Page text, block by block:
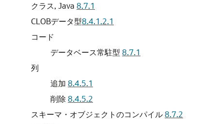
クラス, Java 8.7.1
CLOBデータ型8.4.1.2.1
コード
データベース常駐型 8.7.1
列
追加 8.4.5.1
削除 8.4.5.2
スキーマ・オブジェクトのコンパイル8.7.2